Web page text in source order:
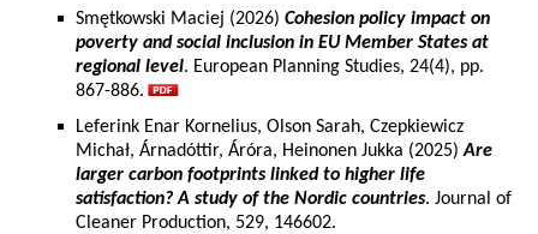
Smętkowski Maciej (2026) Cohesion policy impact on
poverty and social inclusion in EU Member States at
regional level. European Planning Studies, 24(4), pp.
867-886.
Leferink Enar Kornelius, Olson Sarah, Czepkiewicz
Michał, Árnadóttir, Áróra, Heinonen Jukka (2025)Are
larger carbon footprints linked to higher life
satisfaction? A study of the Nordic countries. Journal of
Cleaner Production, 529, 146602.